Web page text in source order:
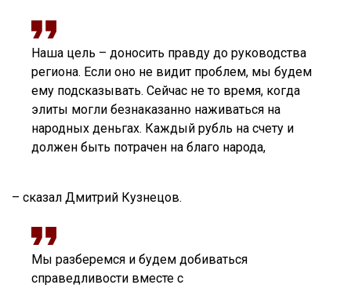
Наша цель – доносить правду до руководства
региона. Если оно не видит проблем, мы будем
ему подсказывать. Сейчас не то время, когда
элиты могли безнаказанно наживаться на
народных деньгах. Каждый рубль на счету и
должен быть потрачен на благо народа,
– сказал Дмитрий Кузнецов.
Мы разберемся и будем добиваться
справедливости вместе с